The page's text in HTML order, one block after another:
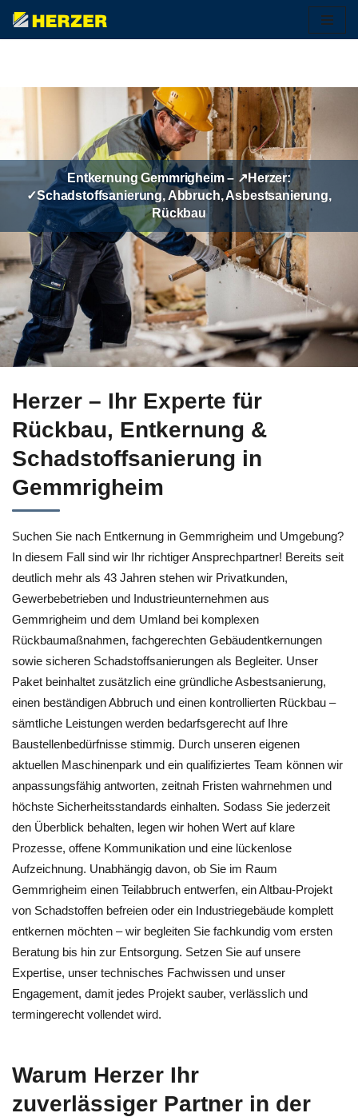
Zum
Entkernung Gemmrigheim – ↗️Herzer:
✓Schadstoffsanierung, Abbruch, Asbestsanierung,
Rückbau
Herzer – Ihr Experte für
Rückbau, Entkernung &
Schadstoffsanierung in
Gemmrigheim
Suchen Sie nach Entkernung in Gemmrigheim und Umgebung?
In diesem Fall sind wir Ihr richtiger Ansprechpartner! Bereits seit
deutlich mehr als 43 Jahren stehen wir Privatkunden,
Gewerbebetrieben und Industrieunternehmen aus
Gemmrigheim und dem Umland bei komplexen
Rückbaumaßnahmen, fachgerechten Gebäudentkernungen
sowie sicheren Schadstoffsanierungen als Begleiter. Unser
Paket beinhaltet zusätzlich eine gründliche Asbestsanierung,
einen beständigen Abbruch und einen kontrollierten Rückbau –
sämtliche Leistungen werden bedarfsgerecht auf Ihre
Baustellenbedürfnisse stimmig. Durch unseren eigenen
aktuellen Maschinenpark und ein qualifiziertes Team können wir
anpassungsfähig antworten, zeitnah Fristen wahrnehmen und
höchste Sicherheitsstandards einhalten. Sodass Sie jederzeit
den Überblick behalten, legen wir hohen Wert auf klare
Prozesse, offene Kommunikation und eine lückenlose
Aufzeichnung. Unabhängig davon, ob Sie im Raum
Gemmrigheim einen Teilabbruch entwerfen, ein Altbau-Projekt
von Schadstoffen befreien oder ein Industriegebäude komplett
entkernen möchten – wir begleiten Sie fachkundig vom ersten
Beratung bis hin zur Entsorgung. Setzen Sie auf unsere
Expertise, unser technisches Fachwissen und unser
Engagement, damit jedes Projekt sauber, verlässlich und
termingerecht vollendet wird.
Warum Herzer Ihr
zuverlässiger Partner in der